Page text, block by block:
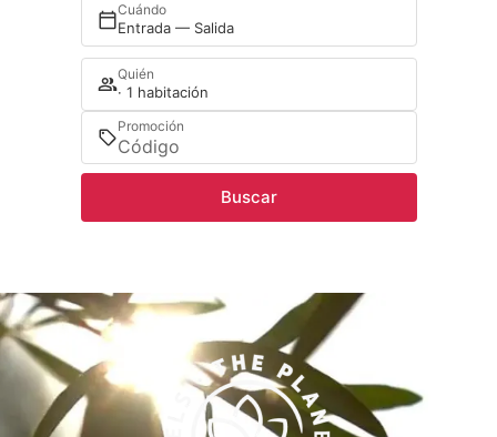
Cuándo
Entrada — Salida
Quién
· 1 habitación
Promoción
Buscar